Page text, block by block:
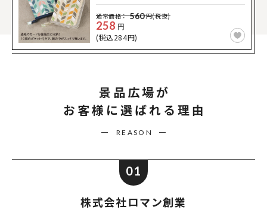
通常価格： 560円(税抜)
258 円
(税込284円)
景品広場が
お客様に選ばれる理由
REASON
01
株式会社ロマン創業